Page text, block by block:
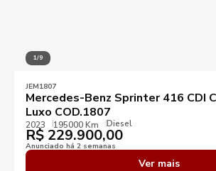
1/9
JEM1807
Mercedes-Benz Sprinter 416 CDI
Luxo COD.1807
2023 195000 Km Diesel
R$ 229.900,00
Anunciado há 2 semanas
Ver mais